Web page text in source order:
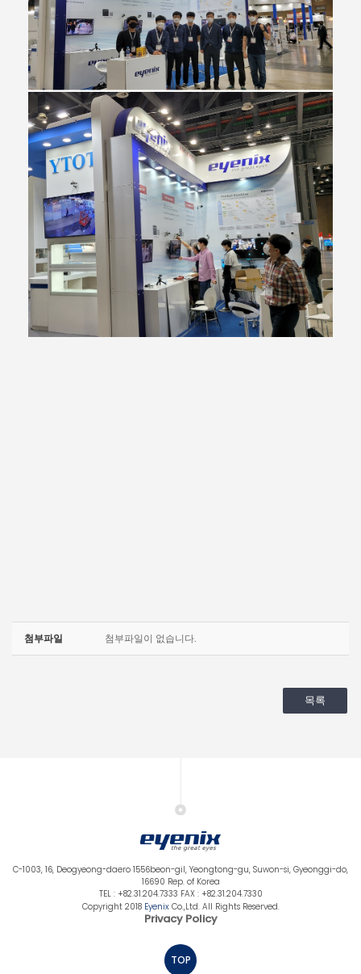
첨부파일 첨부파일이 없습니다.
목록
C-1003, 16, Deogyeong-daero 1556beon-gil, Yeongtong-gu, Suwon-si, Gyeonggi-do,
16690 Rep. of Korea
TEL : +82.31.204.7333 FAX : +82.31.204.7330
Copyright 2018 EyenixCo.,Ltd. All Rights Reserved.
Privacy Policy
TOP